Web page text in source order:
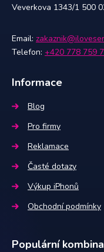
Veverkova 1343/1 500
Email:
Telefon: +420 778 759
Informace
Blog
Pro firmy
Reklamace
Časté dotazy
Výkup iPhonů
Obchodní podmínky
Populární